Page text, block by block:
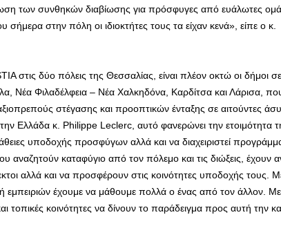
των συνθηκών διαβίωσης για πρόσφυγες από ευάλωτες
σήμερα στην πόλη οι ιδιοκτήτες τους τα είχαν κενά», είπε ο κ.
στις δύο πόλεις της Θεσσαλίας, είναι πλέον οκτώ οι δήμοι
Νέα Φιλαδέλφεια – Νέα Χαλκηδόνα, Καρδίτσα και Λάρισα,
στέγασης και προοπτικών ένταξης σε αιτούντες
Ελλάδα κ. Philippe Leclerc, αυτό φανερώνει την ετοιμότητα
υποδοχής προσφύγων αλλά και να διαχειριστεί
καταφύγιο από τον πόλεμο και τις διώξεις, έχουν
αλλά και να προσφέρουν στις κοινότητες υποδοχής τους.
εμπειριών έχουμε να μάθουμε πολλά ο ένας από τον άλλον.
κοινότητες να δίνουν το παράδειγμα προς αυτή την